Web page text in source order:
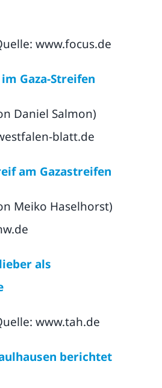
www.focus.de
Gaza-Streifen
Daniel Salmon)
blatt.de
am Gazastreifen
Meiko Haselhorst)
als
www.tah.de
berichtet